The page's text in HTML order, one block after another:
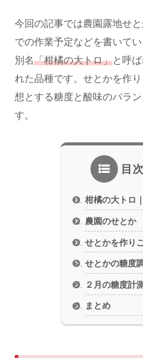
今回の記事では農園露地せ
での作業予定などを書いて
別名「柑橘の大トロ」と呼
れた品種です。せとかを作
想とする糖度と酸味のバラ
す。
目次
柑橘の大トロ
農園のせとか
せとかを作り
せとかの糖度
２月の糖度計測
まとめ